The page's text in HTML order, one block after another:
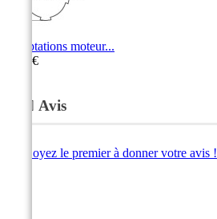
Adaptations moteur...
5,50 €
Avis
Soyez le premier à donner votre avis !